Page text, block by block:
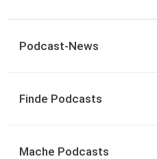
Podcast-News
Finde Podcasts
Mache Podcasts